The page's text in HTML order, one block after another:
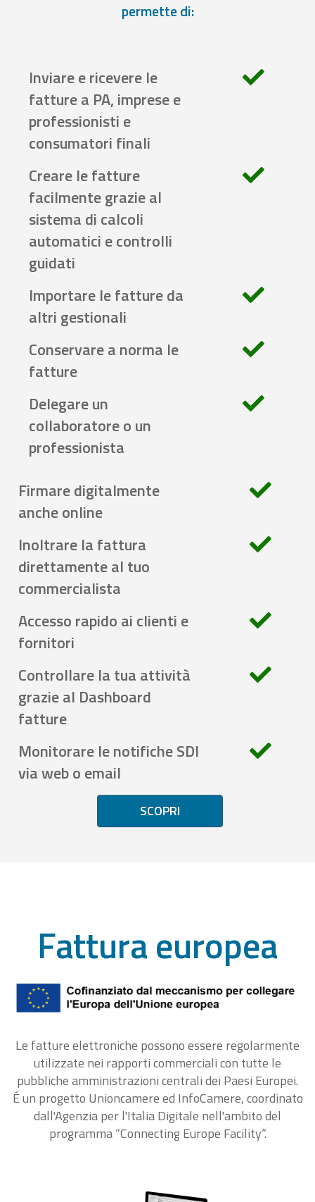
permette di:
Inviare e ricevere le
fatture a PA, imprese e
professionisti e
consumatori finali
Creare le fatture
facilmente grazie al
sistema di calcoli
automatici e controlli
guidati
Importare le fatture da
altri gestionali
Conservare a norma le
fatture
Delegare un
collaboratore o un
professionista
Firmare digitalmente
anche online
Inoltrare la fattura
direttamente al tuo
commercialista
Accesso rapido ai clienti e
fornitori
Controllare la tua attività
grazie al Dashboard
fatture
Monitorare le notifiche SDI
via web o email
SCOPRI
Fattura europea
Le fatture elettroniche possono essere regolarmente
utilizzate nei rapporti commerciali con tutte le
pubbliche amministrazioni centrali dei Paesi Europei.
É un progetto Unioncamere ed InfoCamere, coordinato
dall'Agenzia per l'Italia Digitale nell'ambito del
programma “Connecting Europe Facility“.